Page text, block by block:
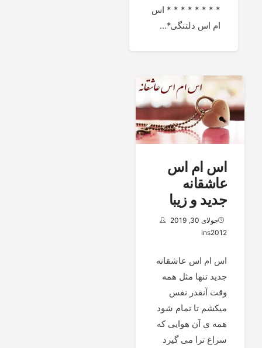
* * * * * * * * اس
ام اس دلتنگی*...
اس ام اس
عاشقانه
جدید و زیبا
جولای 30, 2019
ins2012
اس ام اس عاشقانه
جدید تنها مثل همه
وقت آنقدر نفس
میکشم تا تمام شود
همه ی آن هوایی که
سراغ ترا می گیرد